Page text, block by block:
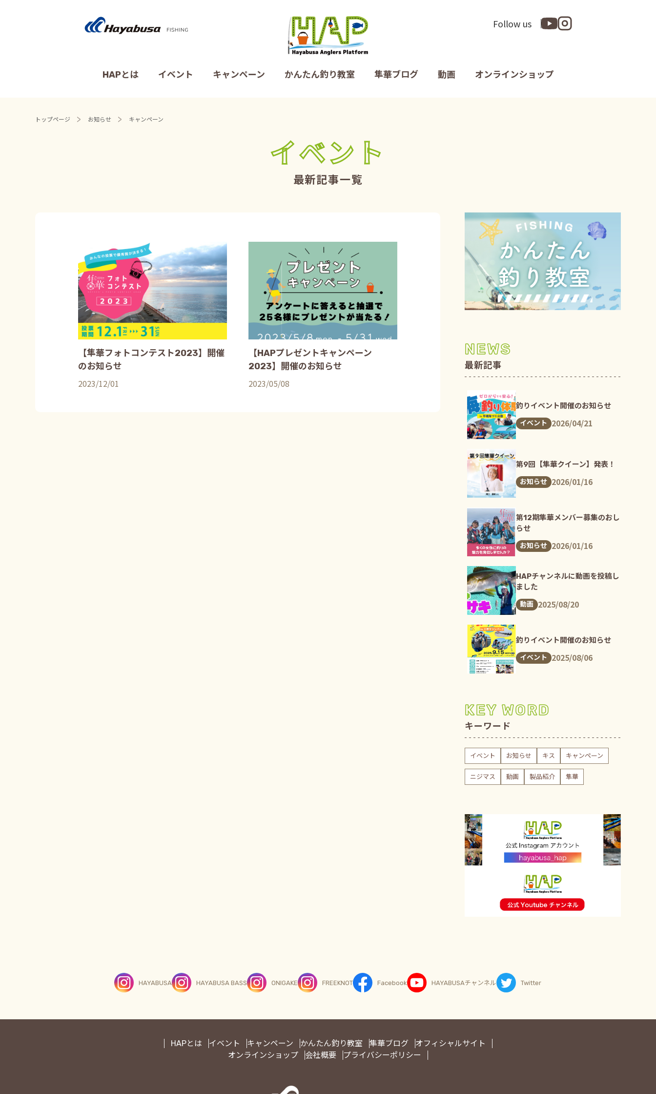
Follow us
HAPとは イベント キャンペーン かんたん釣り教室 隼華ブログ 動画 オンラインショップ
トップページ お知らせ キャンペーン
イベント
最新記事一覧
【隼華フォトコンテスト2023】開催
のお知らせ
2023/12/01
【HAPプレゼントキャンペーン
2023】開催のお知らせ
2023/05/08
NEWS
最新記事
釣りイベント開催のお知らせ
イベント 2026/04/21
第9回【隼華クイーン】発表！
お知らせ 2026/01/16
第12期隼華メンバー募集のおし
らせ
お知らせ 2026/01/16
HAPチャンネルに動画を投稿し
ました
動画 2025/08/20
釣りイベント開催のお知らせ
イベント 2025/08/06
KEY WORD
キーワード
イベント お知らせ キス キャンペーン
ニジマス 動画 製品紹介 隼華
HAYABUSA HAYABUSA BASS ONIGAKE FREEKNOT Facebook HAYABUSAチャンネル Twitter
HAPとは イベント キャンペーン かんたん釣り教室 隼華ブログ
オフィシャルサイト
オンラインショップ
会社概要 プライバシーポリシー